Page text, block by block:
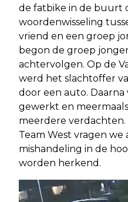
de fatbike in de buurt
woordenwisseling
vriend en een groep
begon de groep
achtervolgen. Op de
werd het slachtoffer
door een auto.
gewerkt en
meerdere
Team West vragen
mishandeling in de
worden herkend.